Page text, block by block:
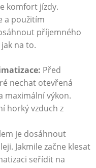
⁤komfort​ jízdy.
a použitím​
příjemného
na to.
Před
nechat otevřená
maximální výkon.
horký vzduch z
⁤je dosáhnout⁤
Jakmile‌ začne klesat
seřídit na